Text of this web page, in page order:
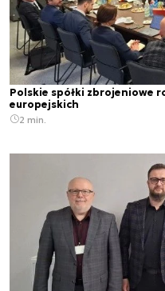
Polskie spółki zbrojeniowe
europejskich
2 min.